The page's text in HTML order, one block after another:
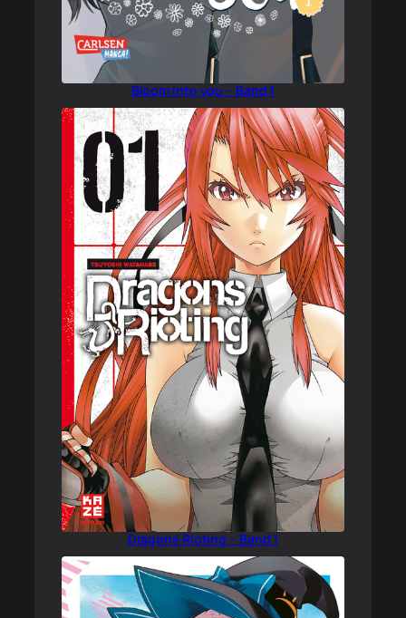
Bloom into you – Band 1
Dragons Rioting – Band 1